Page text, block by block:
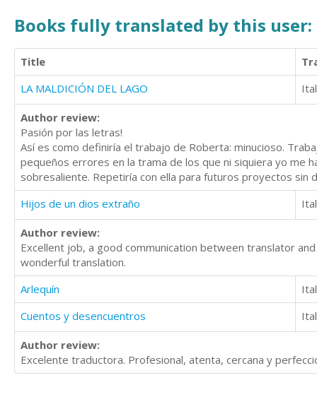
Books fully translated by this user:
Title
LA MALDICIÓN DEL LAGO
Author review:
Pasión por las letras!
Así es como definiría el trabajo de Roberta: minucioso.
pequeños errores en la trama de los que ni siquiera yo me
sobresaliente. Repetiría con ella para futuros proyectos sin
Hijos de un dios extraño
Author review:
Excellent job, a good communication between translator
wonderful translation.
Arlequín
Cuentos y desencuentros
Author review:
Excelente traductora. Profesional, atenta, cercana y